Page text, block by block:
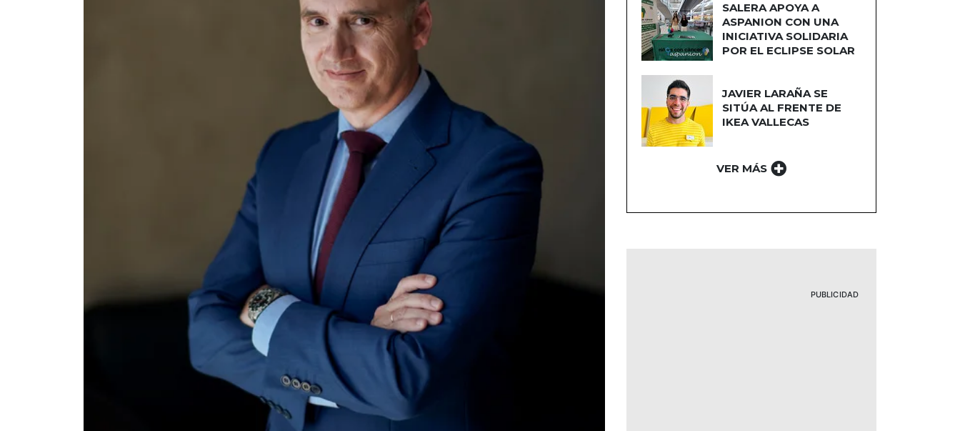
SALERA APOYA A
ASPANION CON UNA
INICIATIVA SOLIDARIA
POR EL ECLIPSE SOLAR
JAVIER LARAÑA SE
SITÚA AL FRENTE DE
IKEA VALLECAS
VER MÁS
PUBLICIDAD